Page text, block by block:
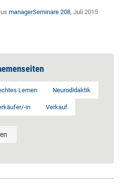
managerSeminare 208, Juli 2015
Lernen Neurodidaktik
in Verkauf